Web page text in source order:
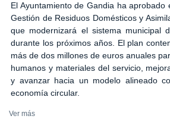
El Ayuntamiento de Gandia ha aprobado
Gestión de Residuos Domésticos y
que modernizará el sistema municipal
durante los próximos años. El plan
más de dos millones de euros anuales
humanos y materiales del servicio,
y avanzar hacia un modelo alineado
economía circular.
Ver más